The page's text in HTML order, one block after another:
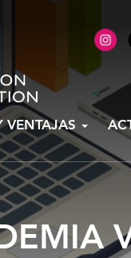
VENTAJAS